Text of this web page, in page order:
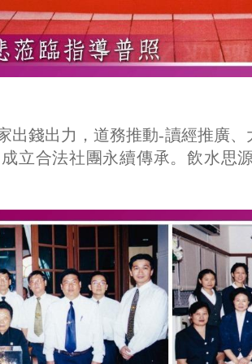
出錢出力，道務推動-讀經推廣、
立合法社團永續傳承。飲水思